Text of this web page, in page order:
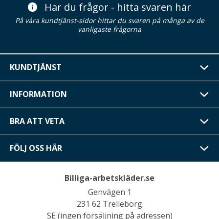
Har du frågor - hitta svaren här
På våra kundtjänst-sidor hittar du svaren på många av de
vanligaste frågorna
KUNDTJÄNST
INFORMATION
BRA ATT VETA
FÖLJ OSS HÄR
Billiga-arbetskläder.se
Genvägen 1
231 62 Trelleborg
SE (ingen försäljning på adressen)